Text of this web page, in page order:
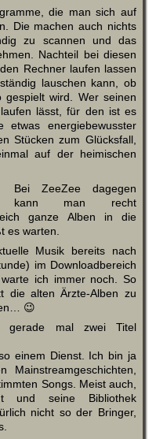
die man sich auf
Die machen auch nichts
zu scannen und das
Nachteil bei diesen
Rechner laufen lassen
lauschen kann, ob
gespielt wird. Wer seinen
lässt, für den ist es
etwas energiebewusster
Stücken zum Glücksfall,
auf der heimischen
Bei ZeeZee dagegen
kann man recht
ganze Alben in die
es warten.
Musik bereits nach
im Downloadbereich
ich immer noch. So
die alten Ärzte-Alben zu
😉
mal zwei Titel
einem Dienst. Ich bin ja
Songs. Meist auch,
und seine Bibliothek
nicht so der Bringer,